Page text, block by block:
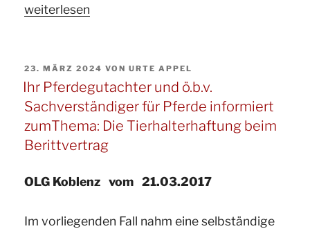
„Ihr
Pferde
und
ö.b.v.
Sachverständige
Pferde
zum
weiterlesen
VERÖFFENTLICHT
AM
23. MÄRZ 2024 VONURTE APPEL
Ihr Pferdegutachter und ö.b.v.
Sachverständiger für Pferde informiert
zumThema: Die Tierhalterhaftung beim
Berittvertrag
OLG Koblenz vom 21.03.2017
Im vorliegenden Fall nahm eine selbständige